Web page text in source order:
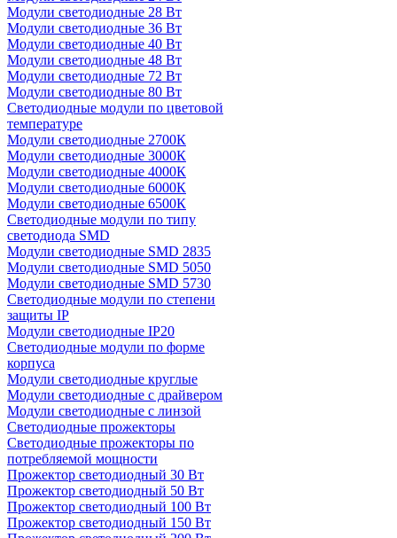
Модули светодиодные 28 Вт
Модули светодиодные 36 Вт
Модули светодиодные 40 Вт
Модули светодиодные 48 Вт
Модули светодиодные 72 Вт
Модули светодиодные 80 Вт
Светодиодные модули по цветовой
температуре
Модули светодиодные 2700К
Модули светодиодные 3000К
Модули светодиодные 4000К
Модули светодиодные 6000К
Модули светодиодные 6500К
Светодиодные модули по типу
светодиода SMD
Модули светодиодные SMD 2835
Модули светодиодные SMD 5050
Модули светодиодные SMD 5730
Светодиодные модули по степени
защиты IP
Модули светодиодные IP20
Светодиодные модули по форме
корпуса
Модули светодиодные круглые
Модули светодиодные с драйвером
Модули светодиодные с линзой
Светодиодные прожекторы
Светодиодные прожекторы по
потребляемой мощности
Прожектор светодиодный 30 Вт
Прожектор светодиодный 50 Вт
Прожектор светодиодный 100 Вт
Прожектор светодиодный 150 Вт